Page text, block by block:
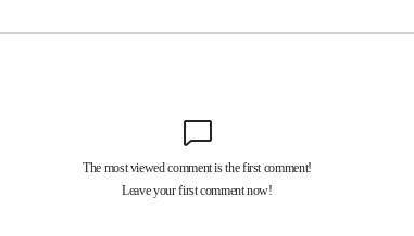
나며 폭염 잠시 꺾인다"
시간 걸린 초유의 압수수색(종
미사일…감시·경계태세 강화"